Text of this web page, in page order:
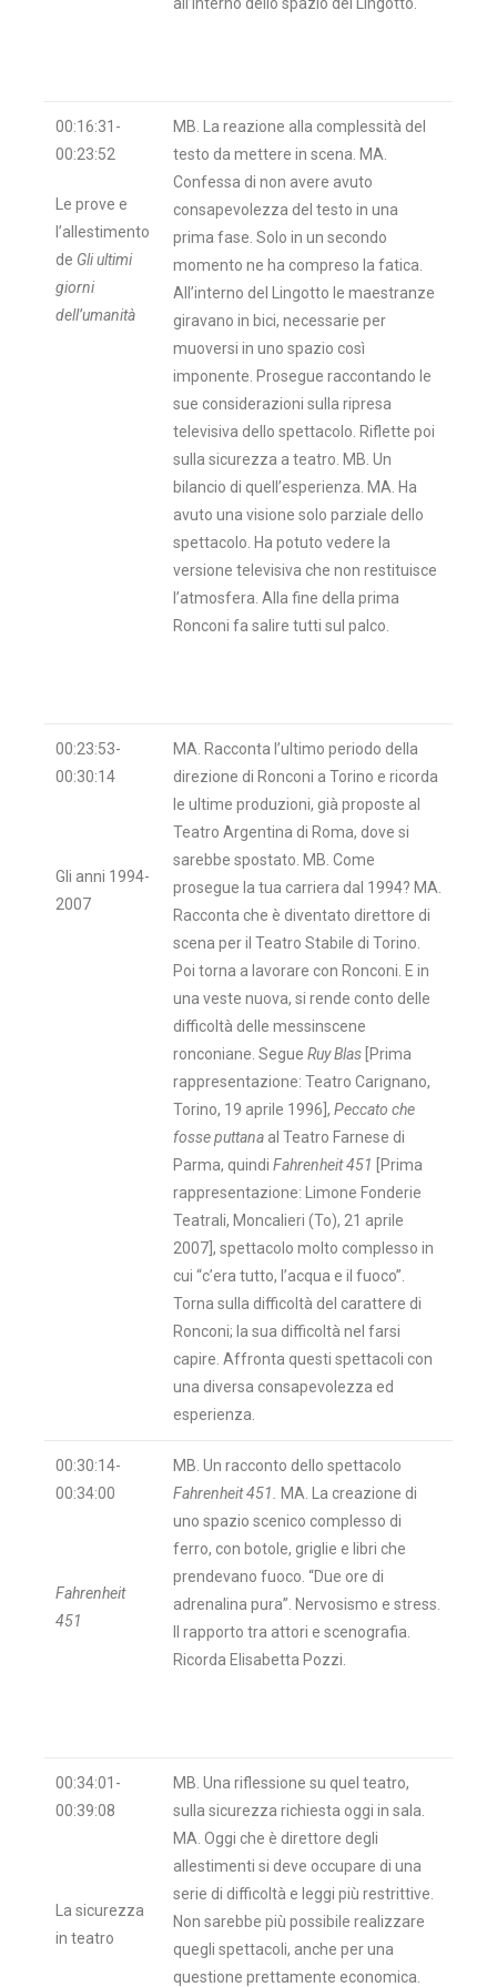
00:16:31-
00:23:52
Le prove e
l’allestimento
de Gli ultimi
giorni
dell’umanità
MB. La reazione alla complessità del
testo da mettere in scena. MA.
Confessa di non avere avuto
consapevolezza del testo in una
prima fase. Solo in un secondo
momento ne ha compreso la fatica.
All’interno del Lingotto le maestranze
giravano in bici, necessarie per
muoversi in uno spazio così
imponente. Prosegue raccontando le
sue considerazioni sulla ripresa
televisiva dello spettacolo. Riflette poi
sulla sicurezza a teatro. MB. Un
bilancio di quell’esperienza. MA. Ha
avuto una visione solo parziale dello
spettacolo. Ha potuto vedere la
versione televisiva che non restituisce
l’atmosfera. Alla fine della prima
Ronconi fa salire tutti sul palco.
00:23:53-
00:30:14
Gli anni 1994-
2007
MA. Racconta l’ultimo periodo della
direzione di Ronconi a Torino e ricorda
le ultime produzioni, già proposte al
Teatro Argentina di Roma, dove si
sarebbe spostato. MB. Come
prosegue la tua carriera dal 1994? MA.
Racconta che è diventato direttore di
scena per il Teatro Stabile di Torino.
Poi torna a lavorare con Ronconi. E in
una veste nuova, si rende conto delle
difficoltà delle messinscene
ronconiane. Segue Ruy Blas [Prima
rappresentazione: Teatro Carignano,
Torino, 19 aprile 1996], Peccato che
fosse puttana al Teatro Farnese di
Parma, quindi Fahrenheit 451
[Prima
rappresentazione: Limone Fonderie
Teatrali, Moncalieri (To), 21 aprile
2007], spettacolo molto complesso in
cui “c’era tutto, l’acqua e il fuoco”.
Torna sulla difficoltà del carattere di
Ronconi; la sua difficoltà nel farsi
capire. Affronta questi spettacoli con
una diversa consapevolezza ed
esperienza.
00:30:14-
00:34:00
Fahrenheit
451
MB. Un racconto dello spettacolo
Fahrenheit 451.
MA. La creazione di
uno spazio scenico complesso di
ferro, con botole, griglie e libri che
prendevano fuoco. “Due ore di
adrenalina pura”. Nervosismo e stress.
Il rapporto tra attori e scenografia.
Ricorda Elisabetta Pozzi.
00:34:01-
00:39:08
La sicurezza
in teatro
MB. Una riflessione su quel teatro,
sulla sicurezza richiesta oggi in sala.
MA. Oggi che è direttore degli
allestimenti si deve occupare di una
serie di difficoltà e leggi più restrittive.
Non sarebbe più possibile realizzare
quegli spettacoli, anche per una
questione prettamente economica.